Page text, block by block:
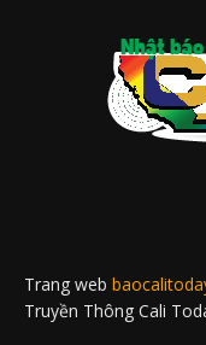
Trang web
Truyền Thông Cali